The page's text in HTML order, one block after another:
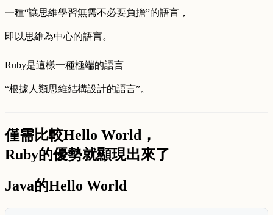
一種“讓思維學習無需不必要負擔”的語言，
即以思維為中心的語言。
Ruby是這樣一種極端的語言
“根據人類思維結構設計的語言”。
僅需比較Hello World，
Ruby的優勢就顯現出來了
Java的Hello World